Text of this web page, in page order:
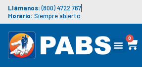
Llámanos:(800) 4722 767
Horario: Siempre abierto
0